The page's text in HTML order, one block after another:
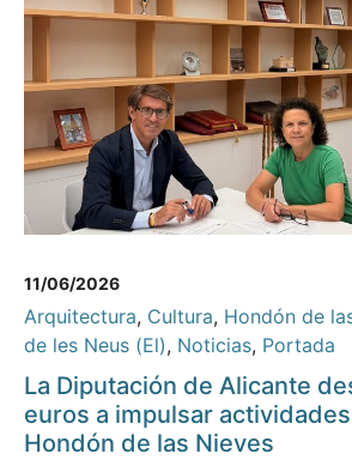
11/06/2026
Arquitectura, Cultura, Hondón de
de les Neus (El), Noticias, Portada
La Diputación de Alicante
euros a impulsar
Hondón de las Nieves